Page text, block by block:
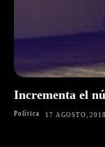
Incrementa el
Política 17 AGOSTO, 2018